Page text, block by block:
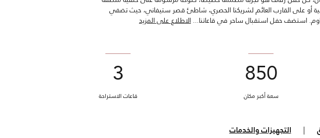
أو على القارب العائم لشريكنا الحصري، شاطئ قصر ستيفاني، حيث تضفي
استضف حفل استقبال ساحر في قاعاتنا...الاطلاع على المزيد
850
سعة أكبر مكان
3
قاعات الاستراحة
| التجهيزات والخدمات